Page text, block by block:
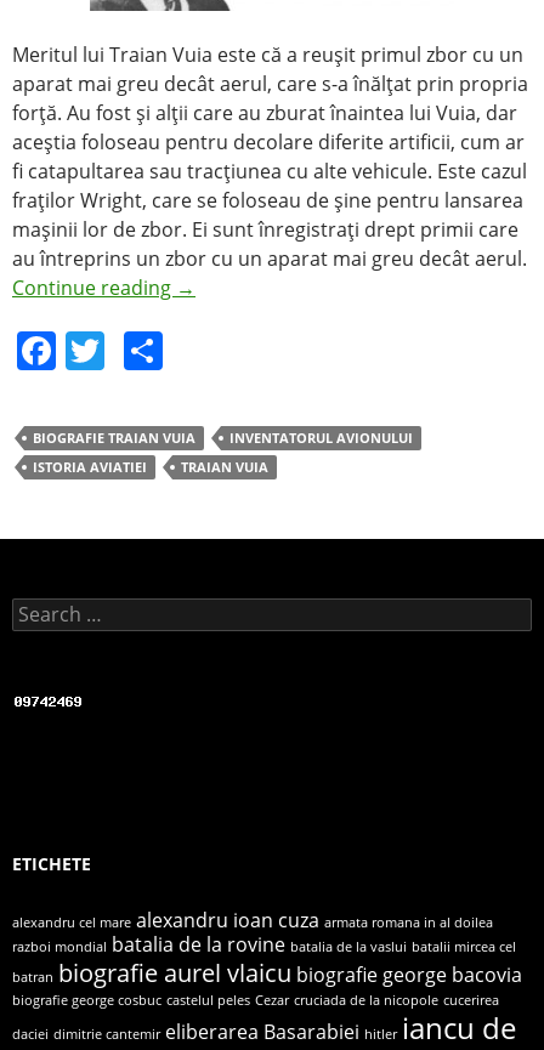
Meritul lui Traian Vuia este că a reuşit primul zbor cu un
aparat mai greu decât aerul, care s-a înălţat prin propria
forţă. Au fost şi alţii care au zburat înaintea lui Vuia, dar
aceştia foloseau pentru decolare diferite artificii, cum ar
fi catapultarea sau tracţiunea cu alte vehicule. Este cazul
fraţilor Wright, care se foloseau de şine pentru lansarea
maşinii lor de zbor. Ei sunt înregistraţi drept primii care
au întreprins un zbor cu un aparat mai greu decât aerul.
Continue reading →
F
c
e
o
k
T
itt
er
ar
e
BIOGRAFIE TRAIAN VUIA
INVENTATORUL AVIONULUI
ISTORIA AVIATIEI
TRAIAN VUIA
Search for:
ETICHETE
alexandru cel mare alexandru ioan cuza armata romana in al doilea
razboi mondial batalia de la rovine batalia de la vaslui batalii mircea cel
batran biografie aurel vlaicu biografie george bacovia
biografie george cosbuc castelul peles Cezar cruciada de la nicopole cucerirea
daciei dimitrie cantemir eliberarea Basarabiei hitler iancu de